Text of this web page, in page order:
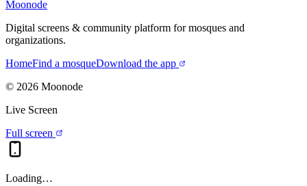
Moonode
Digital screens & community platform for mosques and
organizations.
HomeFind a mosqueDownload the app
© 2026 Moonode
Live Screen
Full screen
Loading…